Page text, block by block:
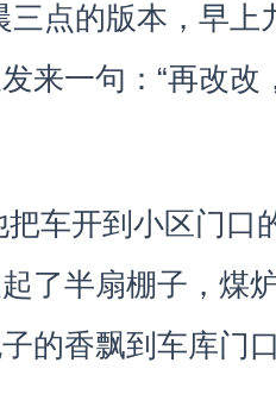
三点的版本，早上
来一句：“再改改
车开到小区门口
了半扇棚子，煤
的香飘到车库门